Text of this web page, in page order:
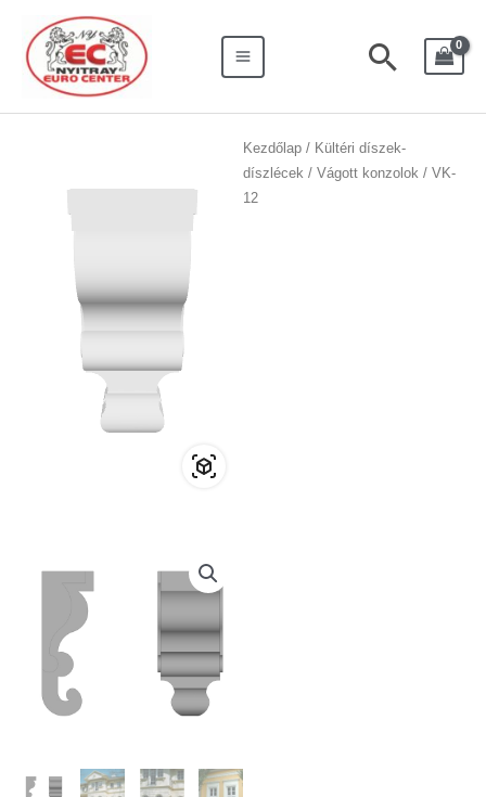
content
Menu
Search
Kezdőlap / Kültéri díszek-
díszlécek / Vágott konzolok / VK-
12
for: